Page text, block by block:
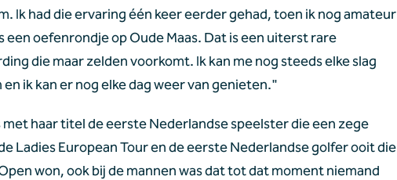
Ik had die ervaring één keer eerder gehad, toen ik nog amateur
een oefenrondje op Oude Maas. Dat is een uiterst rare
die maar zelden voorkomt. Ik kan me nog steeds elke slag
ik kan er nog elke dag weer van genieten."
met haar titel de eerste Nederlandse speelster die een zege
Ladies European Tour en de eerste Nederlandse golfer ooit die
won, ook bij de mannen was dat tot dat moment niemand